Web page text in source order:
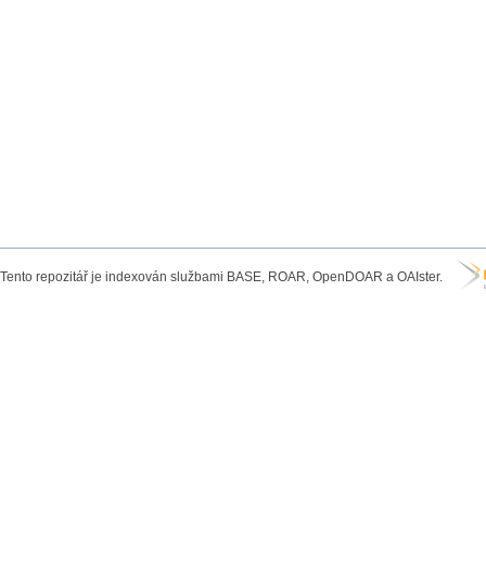
Tento repozitář je indexován službami BASE, ROAR, OpenDOAR a OAIster.